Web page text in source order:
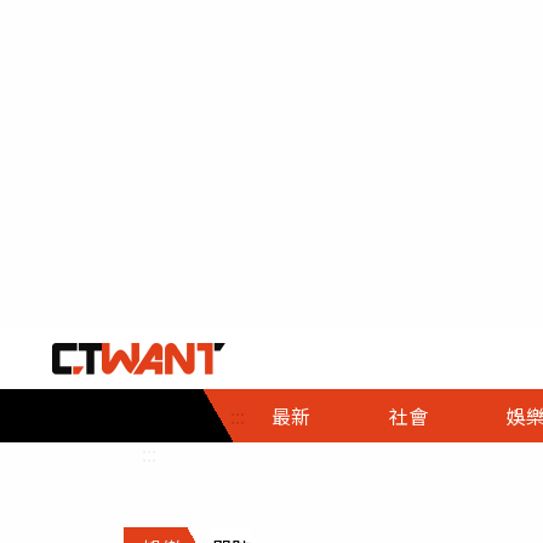
::: 最新 社會
社會首頁
時事
調查
娛樂
娛樂首頁
即時
財經首頁
熱線
政